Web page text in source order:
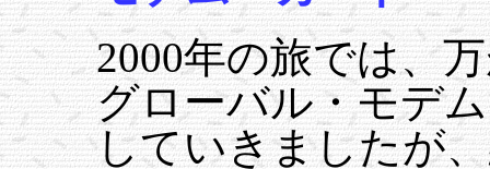
2000年の旅では、
グローバル・モデ
していきましたが